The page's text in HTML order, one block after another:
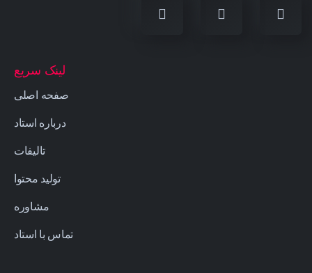
لینک سریع
صفحه اصلی
درباره استاد
تالیفات
تولید محتوا
مشاوره
تماس با استاد